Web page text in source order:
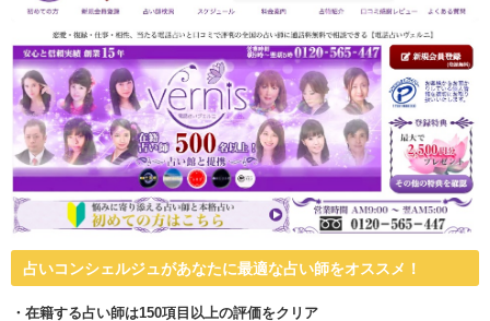
占いコンシェルジュがあなたに最適な占い師をオススメ！
・在籍する占い師は150項目以上の評価をクリア